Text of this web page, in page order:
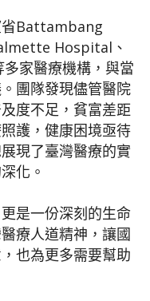
省Battambang
Hospital、
家醫療機構，與當
團隊發現儘管醫院
度不足，貧富差距
護，健康困境亟待
現了臺灣醫療的實
化。
是一份深刻的生命
療人道精神，讓國
也為更多需要幫助